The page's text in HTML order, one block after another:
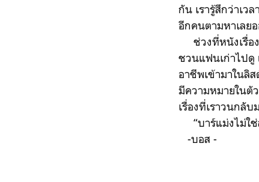
กัน เรารู้สึกว่าเว
อีกคนตามหาเลย
ช่วงที่หนังเรื่อง
ชวนแฟนเก่าไปดู
อาชีพเข้ามาในลิ
มีความหมายในตั
เรื่องที่เราวนกลั
“บาร์แม่งไม่ใช่
-บอส -